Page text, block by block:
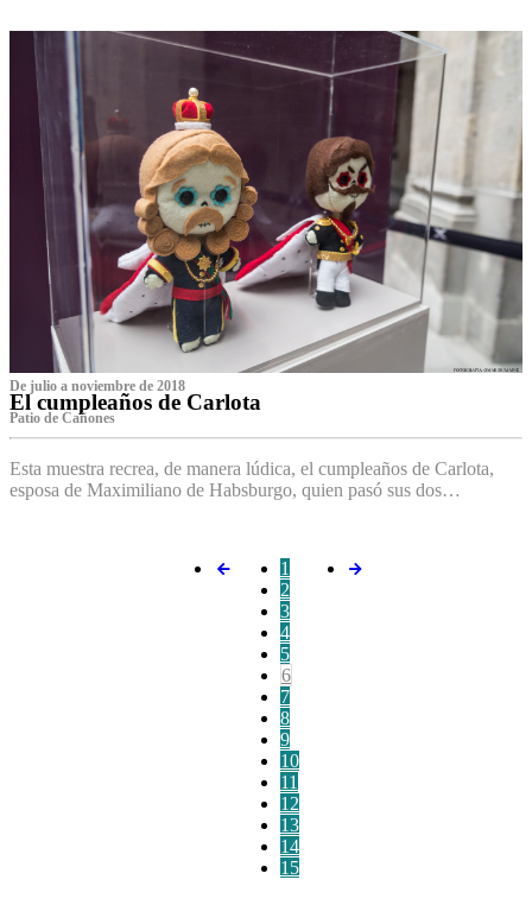
De julio a noviembre de 2018
El cumpleaños de Carlota
Patio de Cañones
Esta muestra recrea, de manera lúdica, el cumpleaños de Carlota,
esposa de Maximiliano de Habsburgo, quien pasó sus dos…
1
2
3
4
5
6
7
8
9
10
11
12
13
14
15